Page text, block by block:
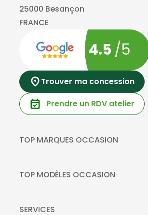
25000 Besançon
FRANCE
4.5 /5
Trouver ma concession
Prendre un RDV atelier
TOP MARQUES OCCASION
Mercedes-Benz
TOP MODÈLES OCCASION
Peugeot 208
SERVICES